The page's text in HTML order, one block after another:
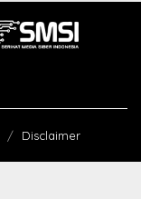
Disclaimer